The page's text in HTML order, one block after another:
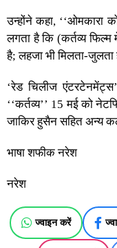
उन्होंने कहा, ‘‘ओमकारा
लगता है कि (कर्तव्य
है; लहजा भी मिलता-जुलता
‘रेड चिलीज
‘‘कर्तव्य’’ 15 मई को
जाकिर हुसैन सहित अन्य
भाषा शफीक नरेश
नरेश
ज्वाइन करें